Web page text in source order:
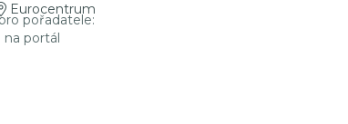
Eurocentrum
pořadatele:
na portál